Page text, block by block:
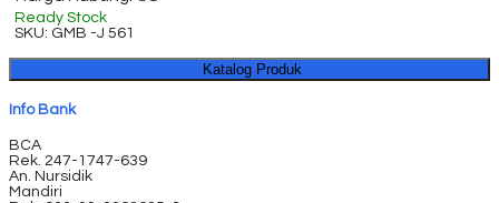
Ready Stock
SKU: GMB -J 561
Katalog Produk
Info Bank
BCA
Rek. 247-1747-639
An. Nursidik
Mandiri